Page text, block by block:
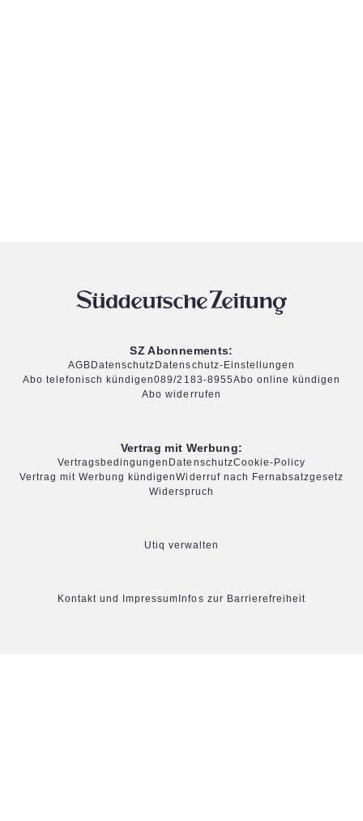
SZ Abonnements:
AGB Datenschutz Datenschutz-Einstellungen
Abo telefonisch kündigen089/2183-8955Abo online kündigen
Abo widerrufen
Vertrag mit Werbung:
Vertragsbedingungen DatenschutzCookie-Policy
Vertrag mit Werbung kündigenWiderruf nach Fernabsatzgesetz
Widerspruch
Utiq verwalten
Kontakt und Impressum Infos zur Barrierefreiheit